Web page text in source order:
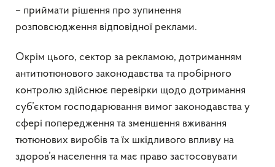
– приймати рішення про зупинення
розповсюдження відповідної реклами.
Окрім цього, сектор за рекламою, дотриманням
антитютюнового законодавства та пробірного
контролю здійснює перевірки щодо дотримання
суб’єктом господарювання вимог законодавства у
сфері попередження та зменшення вживання
тютюнових виробів та їх шкідливого впливу на
здоров’я населення та має право застосовувати